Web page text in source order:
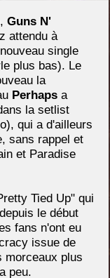
Guns N'
attendu à
single
plus bas). Le
la
Perhaps a
la setlist
qui a d'ailleurs
sans rappel et
et Paradise
Tied Up" qui
le début
fans n'ont eu
issue de
morceaux plus
peu.